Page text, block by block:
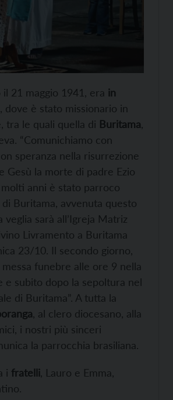
il 21 maggio 1941, era in
, dove è stato missionario in
tra le quali quella di Buritama
“Comunichiamo con
speranza nella risurrezione
Gesù la morte di padre Ezio
anni è stato parroco
Buritama, avvenuta questo
veglia sarà all’Igreja Matriz
Livramento a Buritama
23/10. Il secondo giorno,
funebre alle ore 9 nella
e subito dopo la sepoltura nel
di Buritama”. A tutta la
, al clero diocesano, alla
i nostri più sinceri
la parrocchia brasiliana.
i fratelli , Lauro e Emma,